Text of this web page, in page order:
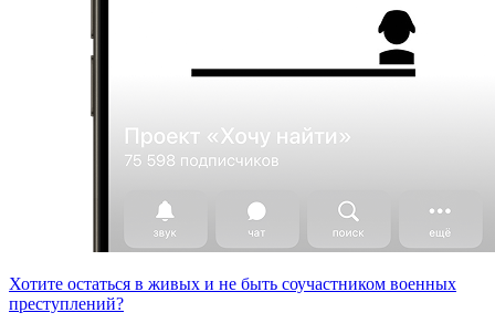
Хотите остаться в живых и не быть соучастником военных
преступлений?